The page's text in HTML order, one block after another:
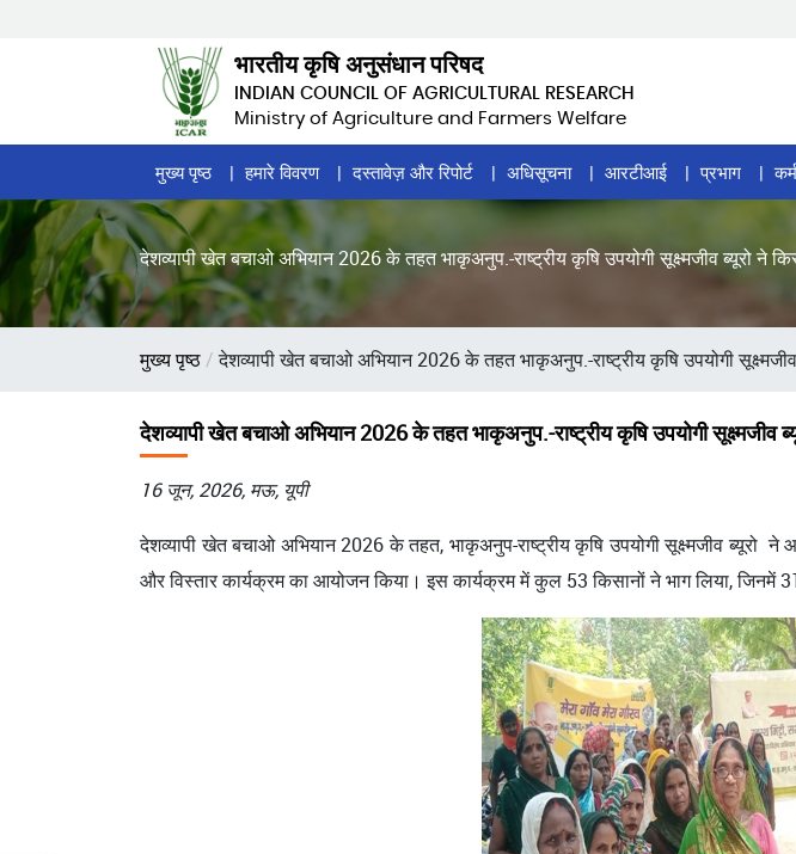
भारतीय कृषि अनुसंधान परिषद
INDIAN COUNCIL OF AGRICULTURAL RESEARCH
Ministry of Agriculture and Farmers Welfare
Home
Page
Menu
मुख्य पृष्ठ हमारे विवरण दस्तावेज़ और रिपोर्ट अधिसूचना आरटीआई प्रभाग
देशव्यापी खेत बचाओ अभियान 2026 के तहत भाकृअनुप.-राष्ट्रीय कृषि उपयोगी सूक्ष्मजीव ब्यूरो ने
पग
मुख्य पृष्ठ देशव्यापी खेत बचाओ अभियान 2026 के तहत भाकृअनुप.-राष्ट्रीय कृषि उपयोगी
देशव्यापी खेत बचाओ अभियान 2026 के तहत भाकृअनुप.-राष्ट्रीय कृषि उपयोगी सूक्ष्मजीव
16 जून, 2026, मऊ, यूपी
देशव्यापी खेत बचाओ अभियान 2026 के तहत, भाकृअनुप-राष्ट्रीय कृषि उपयोगी सूक्ष्मजीव
और विस्तार कार्यक्रम का आयोजन किया। इस कार्यक्रम में कुल 53 किसानों ने भाग लिया, जिनमें